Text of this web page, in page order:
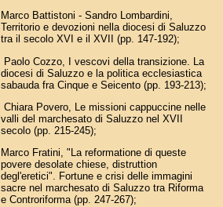
Marco Battistoni - Sandro Lombardini,
Territorio e devozioni nella diocesi di Saluzzo
tra il secolo XVI e il XVII (pp. 147-192);
Paolo Cozzo, I vescovi della transizione. La
diocesi di Saluzzo e la politica ecclesiastica
sabauda fra Cinque e Seicento (pp. 193-213);
Chiara Povero, Le missioni cappuccine nelle
valli del marchesato di Saluzzo nel XVII
secolo (pp. 215-245);
Marco Fratini, "La reformatione di queste
povere desolate chiese, distruttion
degl'eretici". Fortune e crisi delle immagini
sacre nel marchesato di Saluzzo tra Riforma
e Controriforma (pp. 247-267);